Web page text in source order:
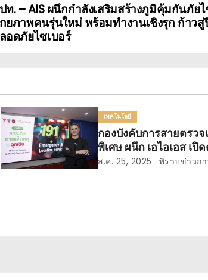
ท. – AIS ผนึกกำลังเสริมสร้างภูมิคุ้มกันภัยไ
ยภาพคนรุ่นใหม่ พร้อมทำงานเชิงรุก ก้าว
อดภัยไซเบอร์
เทคโนโลยี
กองบังคับการสายตรว
พิเศษ ผนึก เอไอเอส เปิ
ELS” ระบุตำแหน่งผู้แจ้
ส.ค. 25, 2025 พิราบข่าวก